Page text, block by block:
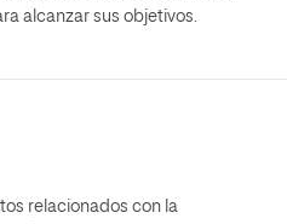
alcanzar sus objetivos.
relacionados con la